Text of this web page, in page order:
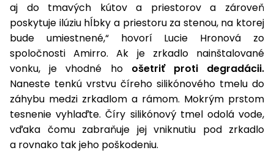
aj do tmavých kútov a priestorov a zároveň
poskytuje ilúziu hĺbky a priestoru za stenou, na ktorej
bude umiestnené,“ hovorí Lucie Hronová zo
spoločnosti Amirro. Ak je zrkadlo nainštalované
vonku, je vhodné ho ošetriť proti degradácii.
Naneste tenkú vrstvu číreho silikónového tmelu do
záhybu medzi zrkadlom a rámom. Mokrým prstom
tesnenie vyhlaďte. Číry silikónový tmel odolá vode,
vďaka čomu zabraňuje jej vniknutiu pod zrkadlo
a rovnako tak jeho poškodeniu.